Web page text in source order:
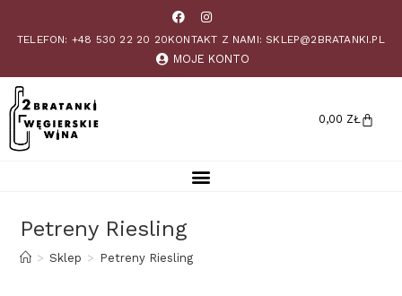
TELEFON: +48 530 22 20 20KONTAKT Z NAMI: SKLEP@2BRATANKI.PL
MOJE KONTO
0,00 ZŁ
Petreny Riesling
> Sklep > Petreny Riesling